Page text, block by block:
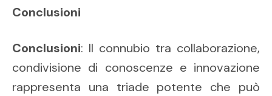
Conclusioni
Conclusioni: Il connubio tra collaborazione,
condivisione di conoscenze e innovazione
rappresenta una triade potente che può